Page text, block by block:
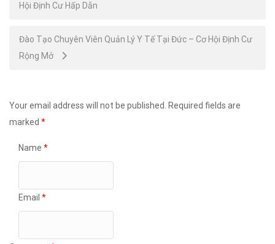
navigation
Hội Định Cư Hấp Dẫn
Đào Tạo Chuyên Viên Quản Lý Y Tế Tại Đức – Cơ Hội Định Cư
Rộng Mở
Your email address will not be published. Required fields are
marked *
Name *
Email *